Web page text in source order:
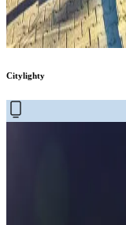
Citylighty